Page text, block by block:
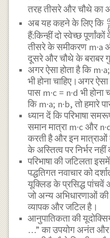
तरह तीसरे और चौथे का
अब यह कहने के लिए कि
हैं:किन्हीं दो स्वेच्छ
तीसरे के समीकरण m·a
दूसरे और चौथे के बराबर
अगर ऐसा होता है कि
भी होना चाहिए।अगर
पास m·c = n·d भी
कि m·a; n·b, तो हमारे
ध्यान दें कि परिभाषा
समान मात्रा m·c और
करती है और इन मात्राओं
के अस्तित्व पर निर्भर
परिभाषा की जटिलता
पद्धतिगत नवाचार को
यूक्लिड के प्रसिद्ध पांचवें
जो अन्य अभिधारणाओं
व्यापक और जटिल है।
आनुपातिकता की
…” का उपयोग अनंत